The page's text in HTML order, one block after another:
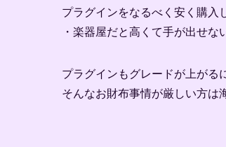
プラグインをなるべく安く購入
・楽器屋だと高くて手が出せな
プラグインもグレードが上がる
そんなお財布事情が厳しい方は